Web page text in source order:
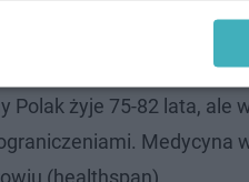
Polaków ma z tym hasłem
tu reagujemy
Polak żyje 75-82 lata, ale
Medycyna
(healthspan).